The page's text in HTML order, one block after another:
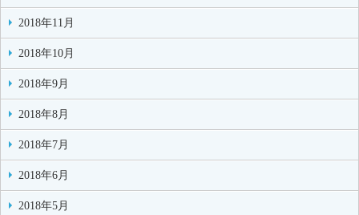
2018年11月
2018年10月
2018年9月
2018年8月
2018年7月
2018年6月
2018年5月